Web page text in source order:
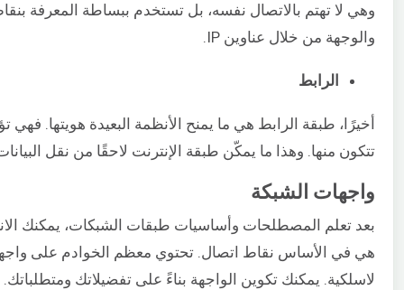
وهي لا تهتم بالاتصال نفسه، بل تستخدم ببساطة المعرفة
والوجهة من خلال عناوين IP.
الرابط
أخيرًا، طبقة الرابط هي ما يمنح الأنظمة البعيدة هويتها. فهي
تتكون منها. وهذا ما يمكّن طبقة الإنترنت لاحقًا من نقل
واجهات الشبكة
بعد تعلم المصطلحات وأساسيات طبقات الشبكات، يمكنك
لاسلكية. يمكنك تكوين الواجهة بناءً على تفضيلاتك